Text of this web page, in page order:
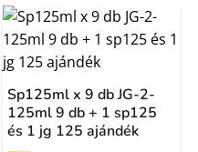
Sp125ml x 9 db JG-2-
125ml 9 db + 1 sp125
és 1 jg 125 ajándék